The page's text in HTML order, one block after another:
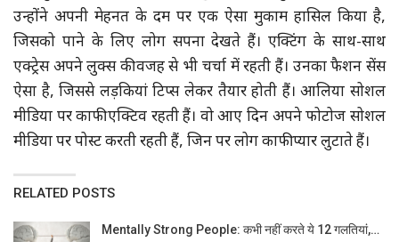
उन्होंने अपनी मेहनत के दम पर एक ऐसा मुकाम हासिल किया है,
जिसको पाने के लिए लोग सपना देखते हैं। एक्टिंग के साथ-साथ
एक्ट्रेस अपने लुक्स की वजह से भी चर्चा में रहती हैं। उनका फैशन सेंस
ऐसा है, जिससे लड़कियां टिप्स लेकर तैयार होती हैं। आलिया सोशल
मीडिया पर काफी एक्टिव रहती हैं। वो आए दिन अपने फोटोज सोशल
मीडिया पर पोस्ट करती रहती हैं, जिन पर लोग काफी प्यार लुटाते हैं।
RELATED POSTS
Mentally Strong People: कभी नहीं करते ये 12 गलतियां,…